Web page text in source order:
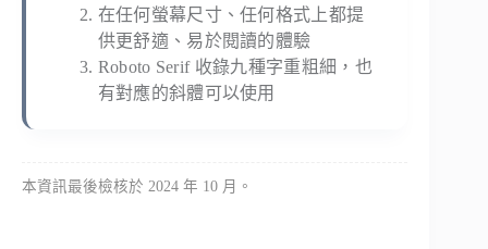
在任何螢幕尺寸、任何格式上都提
供更舒適、易於閱讀的體驗
Roboto Serif 收錄九種字重粗細，也
有對應的斜體可以使用
本資訊最後檢核於 2024 年 10 月。